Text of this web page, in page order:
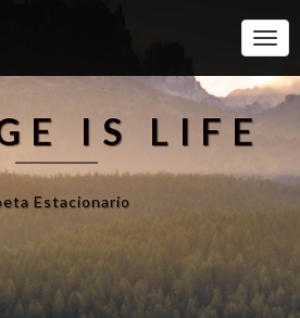
IS LIFE
Estacionario